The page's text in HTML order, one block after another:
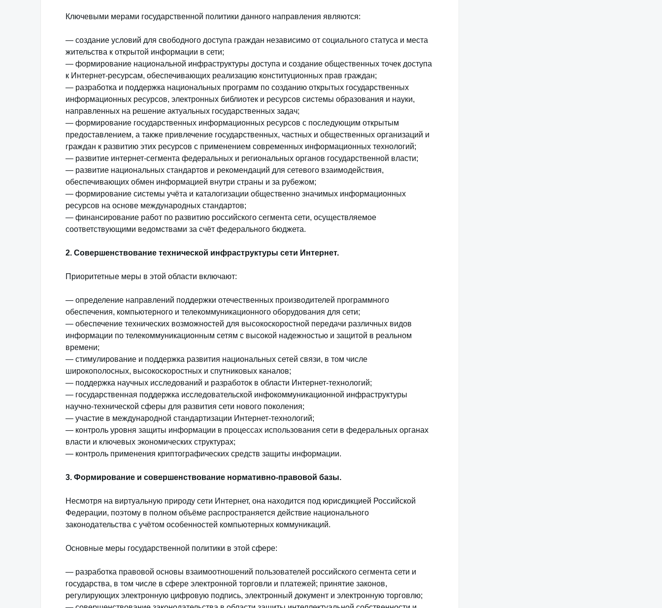
Ключевыми мерами государственной политики данного направления являются:
— создание условий для свободного доступа граждан независимо от социального статуса и места
жительства к открытой информации в сети;
— формирование национальной инфраструктуры доступа и создание общественных точек доступа
к Интернет-ресурсам, обеспечивающих реализацию конституционных прав граждан;
— разработка и поддержка национальных программ по созданию открытых государственных
информационных ресурсов, электронных библиотек и ресурсов системы образования и науки,
направленных на решение актуальных государственных задач;
— формирование государственных информационных ресурсов с последующим открытым
предоставлением, а также привлечение государственных, частных и общественных организаций и
граждан к развитию этих ресурсов с применением современных информационных технологий;
— развитие интернет-сегмента федеральных и региональных органов государственной власти;
— развитие национальных стандартов и рекомендаций для сетевого взаимодействия,
обеспечивающих обмен информацией внутри страны и за рубежом;
— формирование системы учёта и каталогизации общественно значимых информационных
ресурсов на основе международных стандартов;
— финансирование работ по развитию российского сегмента сети, осуществляемое
соответствующими ведомствами за счёт федерального бюджета.
2. Совершенствование технической инфраструктуры сети Интернет.
Приоритетные меры в этой области включают:
— определение направлений поддержки отечественных производителей программного
обеспечения, компьютерного и телекоммуникационного оборудования для сети;
— обеспечение технических возможностей для высокоскоростной передачи различных видов
информации по телекоммуникационным сетям с высокой надежностью и защитой в реальном
времени;
— стимулирование и поддержка развития национальных сетей связи, в том числе
широкополосных, высокоскоростных и спутниковых каналов;
— поддержка научных исследований и разработок в области Интернет-технологий;
— государственная поддержка исследовательской инфокоммуникационной инфраструктуры
научно-технической сферы для развития сети нового поколения;
— участие в международной стандартизации Интернет-технологий;
— контроль уровня защиты информации в процессах использования сети в федеральных органах
власти и ключевых экономических структурах;
— контроль применения криптографических средств защиты информации.
3. Формирование и совершенствование нормативно-правовой базы.
Несмотря на виртуальную природу сети Интернет, она находится под юрисдикцией Российской
Федерации, поэтому в полном объёме распространяется действие национального
законодательства с учётом особенностей компьютерных коммуникаций.
Основные меры государственной политики в этой сфере:
— разработка правовой основы взаимоотношений пользователей российского сегмента сети и
государства, в том числе в сфере электронной торговли и платежей; принятие законов,
регулирующих электронную цифровую подпись, электронный документ и электронную торговлю;